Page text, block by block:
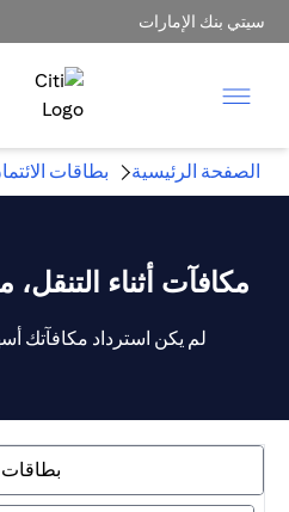
سيتي بنك الإمارات
الصفحة الرئيسية بطاقات
مكافآت أثناء
لم يكن استرداد
بطاقات